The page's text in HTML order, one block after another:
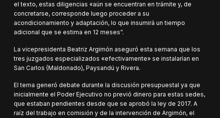
el texto, estas diligencias «aún se encuentran en trámite y, de
concretarse, corresponde luego proceder a su
acondicionamiento y adaptación, lo que insumirá un tiempo
adicional que se estima en 12 meses”.
La vicepresidenta Beatriz Argimón aseguró esta semana que los
tres juzgados especializados «efectivamente» se instalarían en
San Carlos (Maldonado), Paysandú y Rivera.
El tema generó debate durante la discusión presupuestal ya que
inicialmente el Poder Ejecutivo no previó dinero para estas sedes,
que estaban pendientes desde que se aprobó la ley de 2017. A
raíz del trabajo en comisión y de la intervención de Argimón, el